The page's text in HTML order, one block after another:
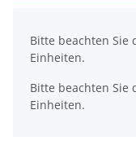
Bitte beachten Sie
Einheiten.
Bitte beachten Sie
Einheiten.